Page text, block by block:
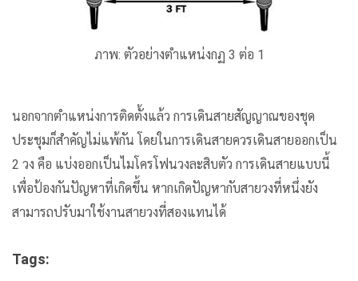
ภาพ: ตัวอย่างตำแหน่งกฏ 3 ต่อ 1
นอกจากตำแหน่งการติดตั้งแล้ว การเดินสายสัญญาณของชุด
ประชุมก็สำคัญไม่แพ้กัน โดยในการเดินสายควรเดินสายออกเป็น
2 วง คือ แบ่งออกเป็นไมโครโฟนวงละสิบตัว การเดินสายแบบนี้
เพื่อป้องกันปัญหาที่เกิดขึ้น หากเกิดปัญหากับสายวงที่หนึ่งยัง
สามารถปรับมาใช้งานสายวงที่สองแทนได้
Tags: